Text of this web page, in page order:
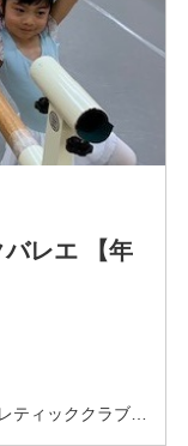
～
付担当